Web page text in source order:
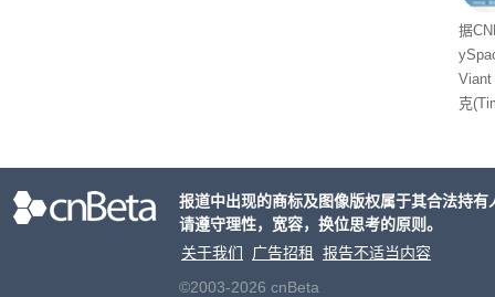
据
Viant
克
算法
报道中出现的商标及图像版权属于其合法持
请遵守理性，宽容，换位思考的原则。
关于我们
广告招租
报告不适当内容
©2003-2026 cnBeta